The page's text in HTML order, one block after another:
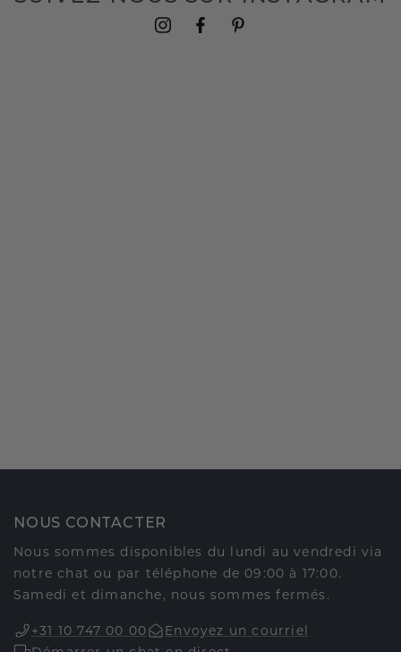
NOUS CONTACTER
Nous sommes disponibles du lundi au vendredi via
notre chat ou par téléphone de 09:00 à 17:00.
Samedi et dimanche, nous sommes fermés.
+31 10 747 00 00
Envoyez un courriel